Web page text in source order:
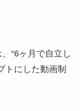
“6ヶ月で自立し
トにした動画制